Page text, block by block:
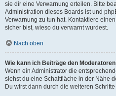
sie dir eine Verwarnung erteilen. Bitte
Administration dieses Boards ist und
Verwarnung zu tun hat. Kontaktiere
sicher bist, wieso du verwarnt wurdest.
Nach oben
Wie kann ich Beiträge den
Wenn ein Administrator die
siehst du eine Schaltfläche in der Nähe
Du wirst dann durch die weiteren